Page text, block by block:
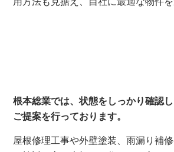
根本総業では、状態をしっかり確認
ご提案を行っております。
屋根修理工事や外壁塗装、雨漏り補